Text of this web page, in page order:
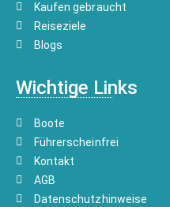
Kaufen gebraucht
Reiseziele
Blogs
Wichtige Links
Boote
Führerscheinfrei
Kontakt
AGB
Datenschutzhinweise